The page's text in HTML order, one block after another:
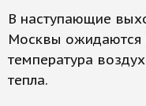
В наступающие
Москвы ожидаются
температура
тепла.